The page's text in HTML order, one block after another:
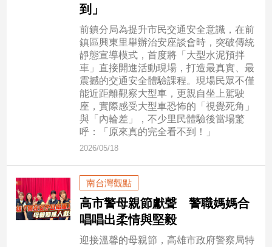
／
電
影
推
到」
前鎮分局為提升市民交通安全意識，在前
鎮區興東里舉辦治安座談會時，突破傳統
靜態宣導模式，首度將「大型水泥預拌
車」直接開進活動現場，打造最真實、最
震撼的交通安全體驗課程。現場民眾不僅
能近距離觀察大型車，更親自坐上駕駛
座，實際感受大型車恐怖的「視覺死角」
與「內輪差」，不少里民體驗後當場驚
呼：「原來真的完全看不到！」
2026/05/18
南台灣觀點
高市警母親節獻聲 警職媽媽合
唱唱出柔情與堅毅
迎接溫馨的母親節，高雄市政府警察局特